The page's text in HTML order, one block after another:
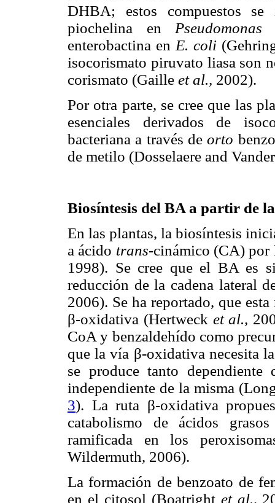
DHBA; estos compuestos se
piochelina en Pseudomonas
enterobactina en E. coli
isocorismato piruvato liasa son
corismato (Gaille et al., 2002).
Por otra parte, se cree que las
esenciales derivados de
bacteriana a través deorto
de metilo (Dosselaere and
Biosíntesis del BA a partir de
En las plantas, la biosíntesis
a ácido trans-cinámico (CA) por
1998). Se cree que el BA es
reducción de la cadena lateral
2006). Se ha reportado, que
β-oxidativa (Hertweck et al.,
CoA y benzaldehído como
que la vía β-oxidativa necesita
se produce tanto
independiente de la misma
3). La ruta β-oxidativa
catabolismo de ácidos
ramificada en los
Wildermuth, 2006).
La formación de benzoato de
en el citosol (Boatright et al.,